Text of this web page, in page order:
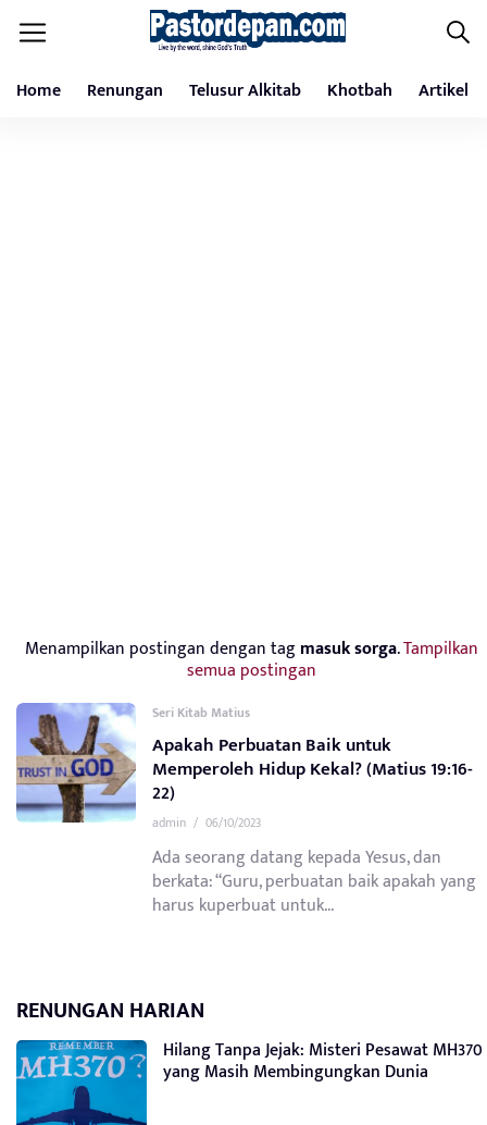
Home Renungan Telusur Alkitab Khotbah Artikel
Menampilkan postingan dengan tagmasuk sorga.Tampilkan
semua postingan
Seri Kitab Matius
Apakah Perbuatan Baik untuk
Memperoleh Hidup Kekal? (Matius 19:16-
22)
admin / 06/10/2023
Ada seorang datang kepada Yesus, dan
berkata: “Guru, perbuatan baik apakah yang
harus kuperbuat untuk...
RENUNGAN HARIAN
Hilang Tanpa Jejak: Misteri Pesawat MH370
yang Masih Membingungkan Dunia